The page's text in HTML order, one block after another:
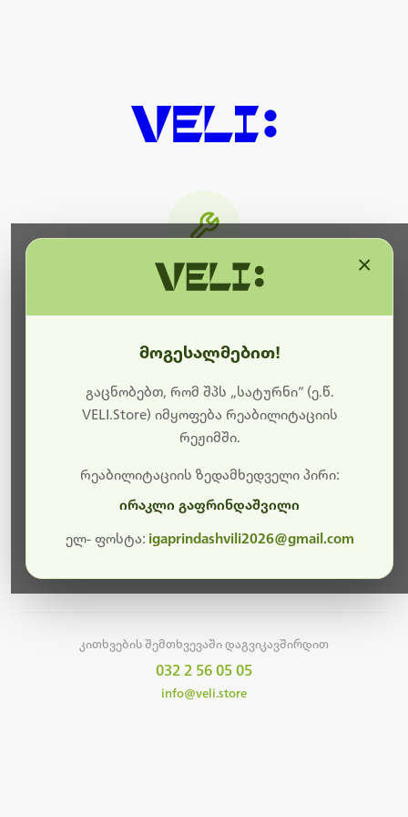
ბოდიშს გიხდით შეფერხებისთვის. ამჟამად
მიმდინარეობს საიტის განახლება და ტექნიკური
სამუშაოები.
მალე ისევ ხელმისაწვდომი იქნება. გმადლობთ
კითხვების შემთხვევაში დაგვიკავშირდით
032 2 56 05 05
info@veli.store
მოგესალმებით!
გაცნობებთ, რომ შპს „სატურნი“ (ე.წ.
VELI.Store) იმყოფება რეაბილიტაციის
რეჟიმში.
რეაბილიტაციის ზედამხედველი პირი:
ირაკლი გაფრინდაშვილი
ელ- ფოსტა: igaprindashvili2026@gmail.com
×